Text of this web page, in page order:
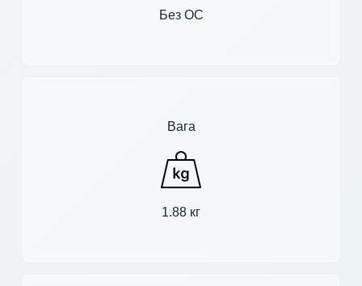
Без ОС
Вага
1.88 кг